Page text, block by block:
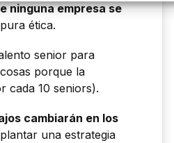
ninguna empresa se
ética.
senior para
porque la
cada 10 seniors).
cambiarán en los
una estrategia